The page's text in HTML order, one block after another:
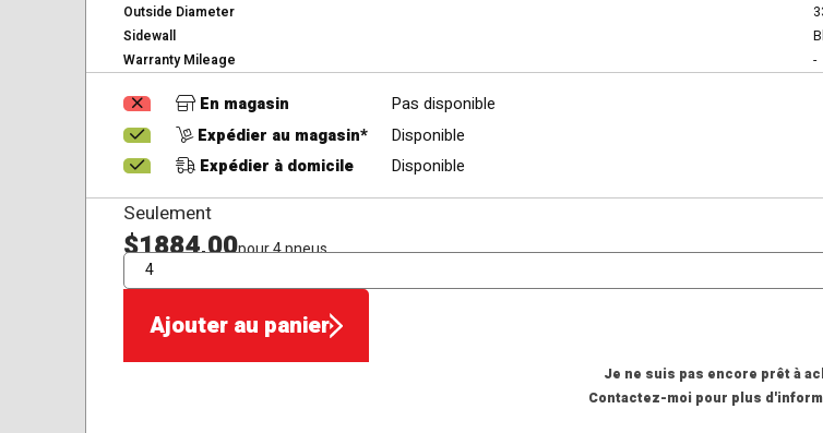
Outside Diameter
Sidewall
Warranty Mileage
-
En magasin
Pas disponible
Expédier au magasin*
Disponible
Expédier à domicile
Disponible
Seulement
$1884,00pour 4 pneus
QTÉ
Ajouter au panier
Je ne suis pas encore prêt à
Contactez-moi pour plus